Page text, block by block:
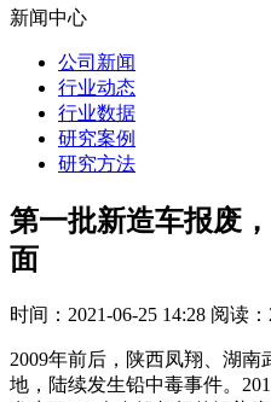
新闻中心
公司新闻
行业动态
行业数据
研究案例
研究方法
第一批新造车报废
面
时间：2021-06-25 14:28 阅读：
2009年前后，陕西凤翔、湖
地，陆续发生铅中毒事件。